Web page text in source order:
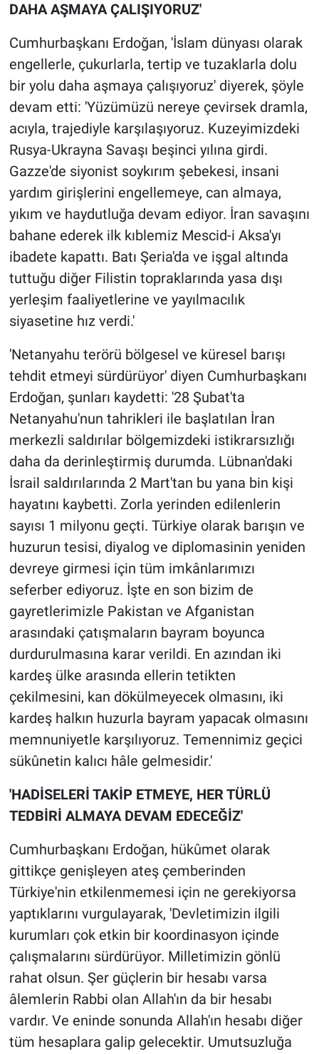
DAHA AŞMAYA ÇALIŞIYORUZ'
Cumhurbaşkanı Erdoğan, 'İslam dünyası olarak
engellerle, çukurlarla, tertip ve tuzaklarla dolu
bir yolu daha aşmaya çalışıyoruz' diyerek, şöyle
devam etti: 'Yüzümüzü nereye çevirsek dramla,
acıyla, trajediyle karşılaşıyoruz. Kuzeyimizdeki
Rusya-Ukrayna Savaşı beşinci yılına girdi.
Gazze'de siyonist soykırım şebekesi, insani
yardım girişlerini engellemeye, can almaya,
yıkım ve haydutluğa devam ediyor. İran savaşını
bahane ederek ilk kıblemiz Mescid-i Aksa'yı
ibadete kapattı. Batı Şeria'da ve işgal altında
tuttuğu diğer Filistin topraklarında yasa dışı
yerleşim faaliyetlerine ve yayılmacılık
siyasetine hız verdi.'
'Netanyahu terörü bölgesel ve küresel barışı
tehdit etmeyi sürdürüyor' diyen Cumhurbaşkanı
Erdoğan, şunları kaydetti: '28 Şubat'ta
Netanyahu'nun tahrikleri ile başlatılan İran
merkezli saldırılar bölgemizdeki istikrarsızlığı
daha da derinleştirmiş durumda. Lübnan'daki
İsrail saldırılarında 2 Mart'tan bu yana bin kişi
hayatını kaybetti. Zorla yerinden edilenlerin
sayısı 1 milyonu geçti. Türkiye olarak barışın ve
huzurun tesisi, diyalog ve diplomasinin yeniden
devreye girmesi için tüm imkânlarımızı
seferber ediyoruz. İşte en son bizim de
gayretlerimizle Pakistan ve Afganistan
arasındaki çatışmaların bayram boyunca
durdurulmasına karar verildi. En azından iki
kardeş ülke arasında ellerin tetikten
çekilmesini, kan dökülmeyecek olmasını, iki
kardeş halkın huzurla bayram yapacak olmasını
memnuniyetle karşılıyoruz. Temennimiz geçici
sükûnetin kalıcı hâle gelmesidir.'
'HADİSELERİ TAKİP ETMEYE, HER TÜRLÜ
TEDBİRİ ALMAYA DEVAM EDECEĞİZ'
Cumhurbaşkanı Erdoğan, hükûmet olarak
gittikçe genişleyen ateş çemberinden
Türkiye'nin etkilenmemesi için ne gerekiyorsa
yaptıklarını vurgulayarak, 'Devletimizin ilgili
kurumları çok etkin bir koordinasyon içinde
çalışmalarını sürdürüyor. Milletimizin gönlü
rahat olsun. Şer güçlerin bir hesabı varsa
âlemlerin Rabbi olan Allah'ın da bir hesabı
vardır. Ve eninde sonunda Allah'ın hesabı diğer
tüm hesaplara galip gelecektir. Umutsuzluğa